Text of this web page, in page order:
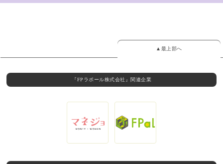
▲最上部へ
『FPラポール株式会社』関連企業